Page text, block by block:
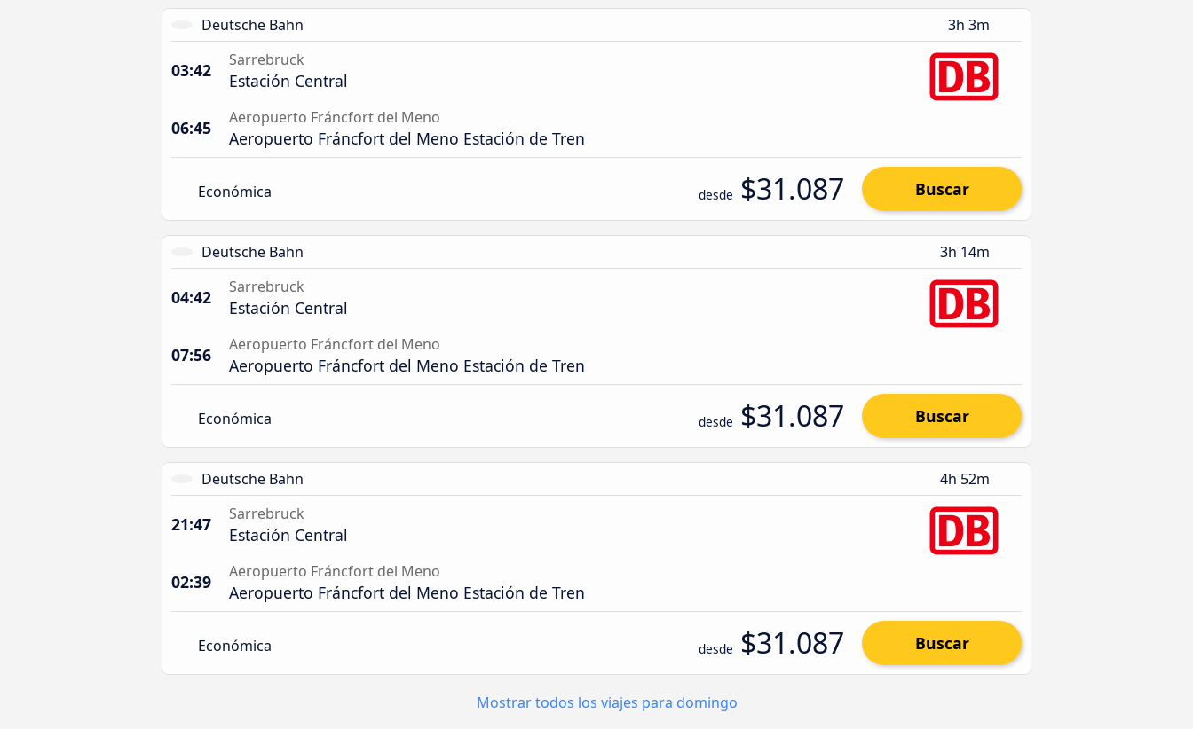
Deutsche Bahn 3h 3m
03:42 Sarrebruck
Estación Central
06:45 Aeropuerto Fráncfort del Meno
Aeropuerto Fráncfort del Meno Estación de Tren
Económica desde $31.087 Buscar
Deutsche Bahn 3h 14m
04:42 Sarrebruck
Estación Central
07:56 Aeropuerto Fráncfort del Meno
Aeropuerto Fráncfort del Meno Estación de Tren
Económica desde $31.087 Buscar
Deutsche Bahn 4h 52m
21:47 Sarrebruck
Estación Central
02:39 Aeropuerto Fráncfort del Meno
Aeropuerto Fráncfort del Meno Estación de Tren
Económica desde $31.087 Buscar
Mostrar todos los viajes para domingo